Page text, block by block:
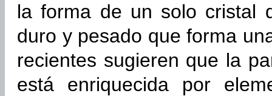
la forma de un solo cristal
duro y pesado que forma
recientes sugieren que la
está enriquecida por